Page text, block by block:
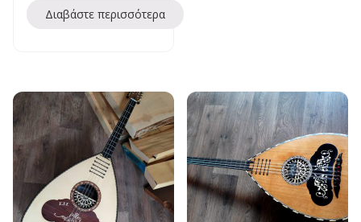
Διαβάστε περισσότερα